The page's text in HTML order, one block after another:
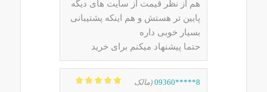
هم از نظر قیمت از سایت های دیگه
پایین تر هستش و هم اینکه پشتیبانی
بسیار خوبی داره
حتما پیشنهاد میکنم برای خرید
8*****09360
(مالک